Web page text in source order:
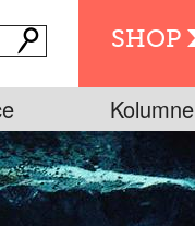
SHOP
Kolumne